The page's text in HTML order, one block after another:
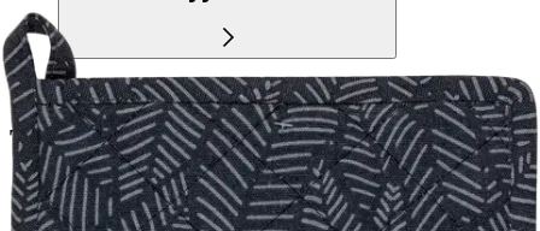
Tuotekuvaus